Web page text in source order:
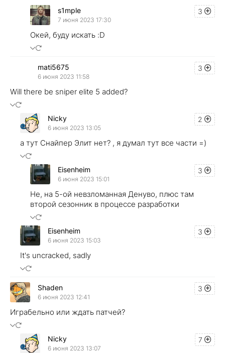
3
s1mple
7 июня 2023 17:30
Окей, буду искать :D
3
mati5675
6 июня 2023 11:58
Will there be sniper elite 5 added?
2
Nicky
6 июня 2023 13:05
а тут Снайпер Элит нет? , я думал тут все части =)
3
Eisenheim
6 июня 2023 15:01
Не, на 5-ой невзломанная Денуво, плюс там
второй сезонник в процессе разработки
3
Eisenheim
6 июня 2023 15:03
It's uncracked, sadly
3
Shaden
6 июня 2023 12:41
Играбельно или ждать патчей?
7
Nicky
6 июня 2023 13:07